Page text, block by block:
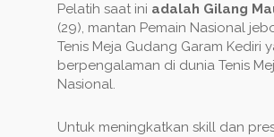
Pelatih saat ini adalah Gilang
(29), mantan Pemain Nasional
Tenis Meja Gudang Garam Kediri
berpengalaman di dunia Tenis
Nasional.
Untuk meningkatkan skill dan